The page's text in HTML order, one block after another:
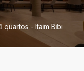
quartos - Itaim Bibi